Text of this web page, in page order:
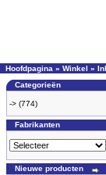
Hoofdpagina » Winkel »
Categorieën
-> (774)
Fabrikanten
Nieuwe producten